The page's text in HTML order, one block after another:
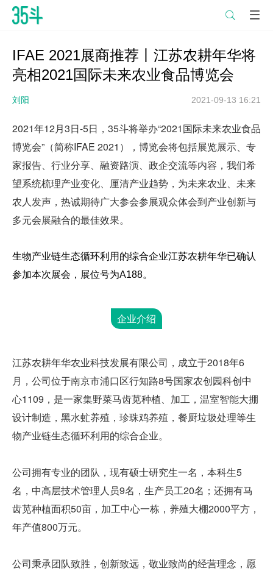

IFAE 2021展商推荐丨江苏农耕年华将
亮相2021国际未来农业食品博览会
刘阳 2021-09-13 16:21
2021年12月3日-5日，35斗将举办“2021国际未来农业食品
博览会”（简称IFAE 2021），博览会将包括展览展示、专
家报告、行业分享、融资路演、政企交流等内容，我们希
望系统梳理产业变化、厘清产业趋势，为未来农业、未来
农人发声，热诚期待广大参会参展观众体会到产业创新与
多元会展融合的最佳效果。
生物产业链生态循环利用的综合企业江苏农耕年华已确认
参加本次展会，展位号为A188。
企业介绍
江苏农耕年华农业科技发展有限公司， 成立于2018年6
月，公司位于南京市浦口区行知路8号国家农创园科创中
心1109，是一家集野菜马齿苋种植、加工，温室智能大掤
设计制造，黑水虻养殖，珍珠鸡养殖，餐厨垃圾处理等生
物产业链生态循环利用的综合企业。
公司拥有专业的团队，现有硕士研究生一名，本科生5
名，中高层技术管理人员9名，生产员工20名；还拥有马
齿苋种植面积50亩，加工中心一栋，养殖大棚2000平方，
年产值800万元。
公司秉承团队致胜，创新致远，敬业致尚的经营理念，愿